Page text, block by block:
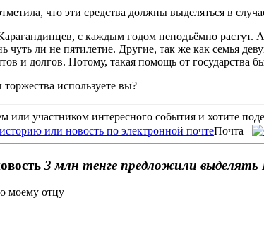
что эти средства должны выделяться в
с каждым годом неподъёмно
чуть ли не пятилетие. Другие, так же как семья
и долгов. Потому, такая помощь от государства
используете вы?
или участником интересного события и хотите
Почта
3 млн тенге предложили выделять
моему отцу